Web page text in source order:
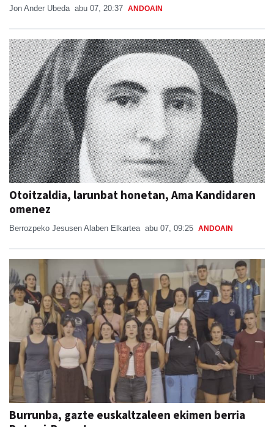
Otoitzaldia, larunbat honetan, Ama Kandidaren
omenez
Berrozpeko Jesusen Alaben Elkartea abu 07, 09:25 ANDOAIN
Burrunba, gazte euskaltzaleen ekimen berria
Beterri-Buruntzan
Aiurri abu 07, 07:00 URNIETA